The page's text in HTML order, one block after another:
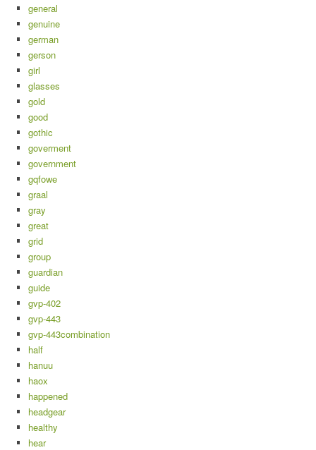
general
genuine
german
gerson
girl
glasses
gold
good
gothic
goverment
government
gqfowe
graal
gray
great
grid
group
guardian
guide
gvp-402
gvp-443
gvp-443combination
half
hanuu
haox
happened
headgear
healthy
hear